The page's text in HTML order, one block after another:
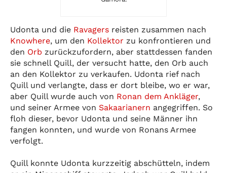
Udonta und die Ravagers reisten zusammen nach
Knowhere, um den Kollektor zu konfrontieren und
den Orb zurückzufordern, aber stattdessen fanden
sie schnell Quill, der versucht hatte, den Orb auch
an den Kollektor zu verkaufen. Udonta rief nach
Quill und verlangte, dass er dort bleibe, wo er war,
aber Quill wurde auch von Ronan dem Ankläger,
und seiner Armee von Sakaarianern angegriffen. So
floh dieser, bevor Udonta und seine Männer ihn
fangen konnten, und wurde von Ronans Armee
verfolgt.
Quill konnte Udonta kurzzeitig abschütteln, indem